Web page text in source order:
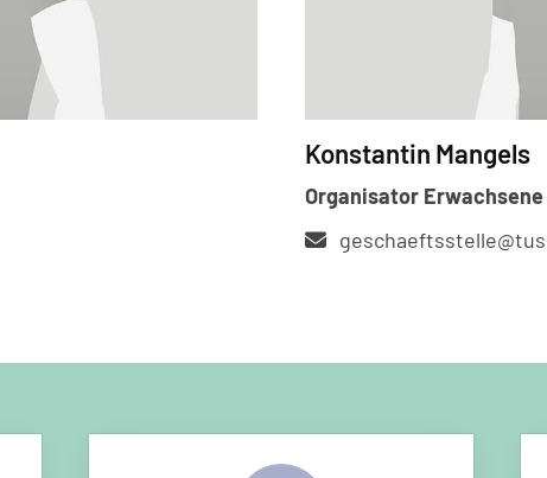
Konstantin Mangels
Organisator Erwachsene